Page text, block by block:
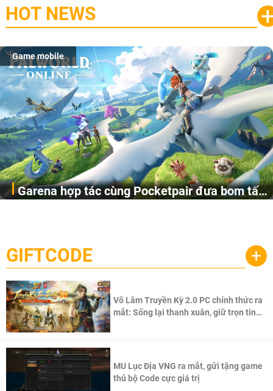
HOT NEWS
Game mobile
Garena hợp tác cùng Pocketpair đưa bom tấn
cầu, theo giấy phép chính thức từ công ty game Nhật Bản
Pocketpair, Inc.
GIFTCODE +
Võ Lâm Truyền Kỳ 2.0 PC chính thức ra
mắt: Sống lại thanh xuân, giữ trọn tinh
MU Lục Địa VNG ra mắt, gửi tặng game
thủ bộ Code cực giá trị